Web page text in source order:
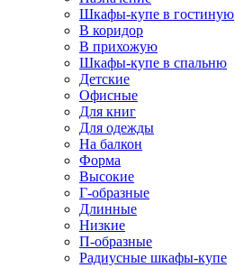
Шкафы-купе в гостиную
В коридор
В прихожую
Шкафы-купе в спальню
Детские
Офисные
Для книг
Для одежды
На балкон
Форма
Высокие
Г-образные
Длинные
Низкие
П-образные
Радиусные шкафы-купе